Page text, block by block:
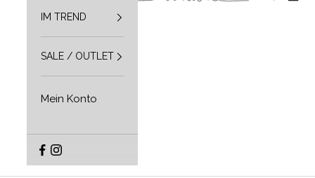
IM TREND
SALE / OUTLET
Mein Konto